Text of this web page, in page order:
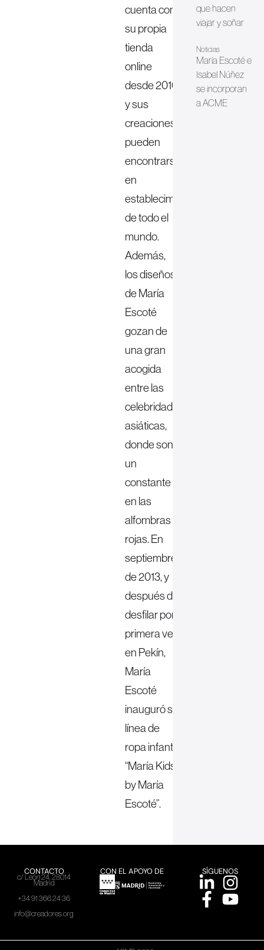
cuenta con
su propia
tienda
online
desde 2010
y sus
creaciones
pueden
encontrarse
en
establecimientos
de todo el
mundo.
Además,
los diseños
de María
Escoté
gozan de
una gran
acogida
entre las
celebridades
asiáticas,
donde son
un
constante
en las
alfombras
rojas. En
septiembre
de 2013, y
después de
desfilar por
primera vez
en Pekín,
María
Escoté
inauguró su
línea de
ropa infantil
“María Kids
by María
Escoté”.
que hacen
viajar y soñar
Noticias
María Escoté e
Isabel Núñez
se incorporan
a ACME
CONTACTO
c/ León 24, 28014
Madrid
+34 91 366 24 36
info@creadores.org
CON EL APOYO DE SÍGUENOS